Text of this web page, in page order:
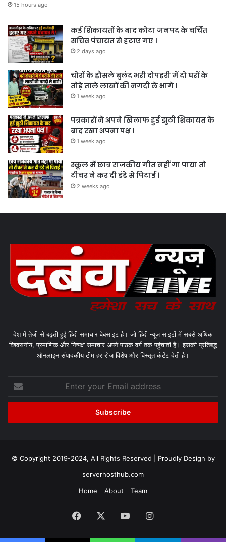
15 hours ago
कई शिकायतों के बाद कोटा जनपद के चर्चित
सचिव पंचायत से हटाए गए ।
2 days ago
चोरों के हौसले बुलंद भरी दोपहरी में दो घरों के
तोड़े ताले लाखों की नगदी ले भागे ।
1 week ago
पत्रकारों ने अपने खिलाफ हुई झुठी शिकायत के
बाद रखा अपना पक्ष ।
1 week ago
स्कूल में छात्र राजकीय गीत नहीं गा पाया तो
टीचर ने कर दी डंडे से पिटाई ।
2 weeks ago
देश में तेजी से बढ़ती हुई हिंदी समाचार वेबसाइट है। जो हिंदी न्यूज साइटों में सबसे अधिक
विश्वसनीय, प्रमाणिक और निष्पक्ष समाचार अपने पाठक वर्ग तक पहुंचाती है। इसकी प्रतिबद्ध
ऑनलाइन संपादकीय टीम हर रोज विशेष और विस्तृत कंटेंट देती है।
your
Email
© Copyright 2019-2024, All Rights Reserved | Proudly Design by
serverhosthub.com
Home
About Team
Facebook YouTubeInstagram